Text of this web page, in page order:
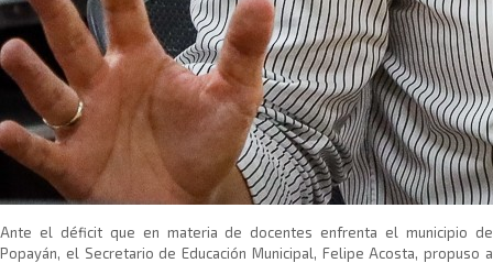
​Ante el déficit que en materia de docentes enfrenta el municipio de
Popayán, el Secretario de Educación Municipal, Felipe Acosta, propuso a